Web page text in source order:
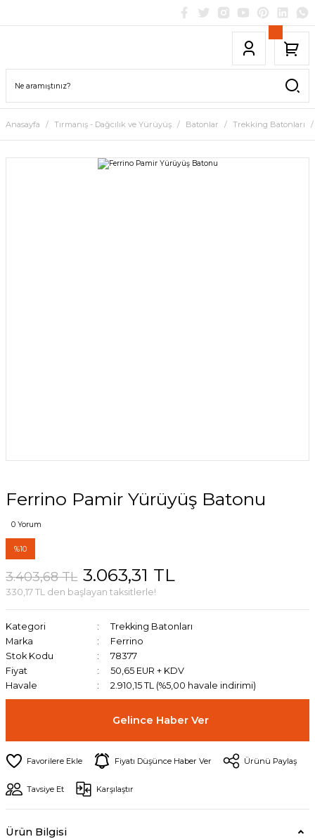
Anasayfa Tırmanış - Dağcılık ve Yürüyüş Batonlar Trekking Batonları
Ferrino Pamir Yürüyüş Batonu
0 Yorum
%10
3.403,68 TL 3.063,31 TL
330,17 TL den başlayan taksitlerle!
Kategori
Trekking Batonları
Marka
Ferrino
Stok Kodu
78377
Fiyat
50,65 EUR + KDV
Havale
2.910,15 TL (%5,00 havale indirimi)
Gelince Haber Ver
Fiyatı Düşünce Haber Ver Ürünü Paylaş
Tavsiye Et Karşılaştır
Ürün Bilgisi